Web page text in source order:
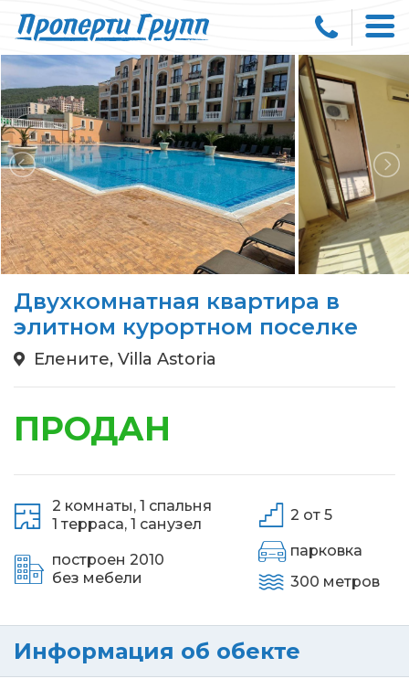
Двухкомнатная квартира в
элитном курортном поселке
Елените, Villa Astoria
ПРОДАН
2 комнаты, 1 спальня
1 терраса, 1 санузел
построен 2010
без мебели
2 от 5
парковка
300 метров
Информация об обекте